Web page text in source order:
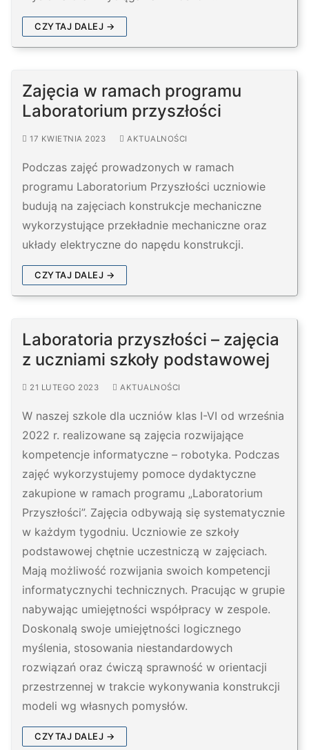
CZYTAJ DALEJ →
Zajęcia w ramach programu
Laboratorium przyszłości
17 KWIETNIA 2023 AKTUALNOŚCI
Podczas zajęć prowadzonych w ramach
programu Laboratorium Przyszłości uczniowie
budują na zajęciach konstrukcje mechaniczne
wykorzystujące przekładnie mechaniczne oraz
układy elektryczne do napędu konstrukcji.
CZYTAJ DALEJ →
Laboratoria przyszłości – zajęcia
z uczniami szkoły podstawowej
21 LUTEGO 2023 AKTUALNOŚCI
W naszej szkole dla uczniów klas I-VI od września
2022 r. realizowane są zajęcia rozwijające
kompetencje informatyczne – robotyka. Podczas
zajęć wykorzystujemy pomoce dydaktyczne
zakupione w ramach programu „Laboratorium
Przyszłości”. Zajęcia odbywają się systematycznie
w każdym tygodniu. Uczniowie ze szkoły
podstawowej chętnie uczestniczą w zajęciach.
Mają możliwość rozwijania swoich kompetencji
informatycznychi technicznych. Pracując w grupie
nabywając umiejętności współpracy w zespole.
Doskonalą swoje umiejętności logicznego
myślenia, stosowania niestandardowych
rozwiązań oraz ćwiczą sprawność w orientacji
przestrzennej w trakcie wykonywania konstrukcji
modeli wg własnych pomysłów.
CZYTAJ DALEJ →